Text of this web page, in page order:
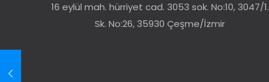
16 eylül mah. hürriyet cad. 3053 sok. No:10, 3047/1.
Sk. No:26, 35930 Çeşme/İzmir